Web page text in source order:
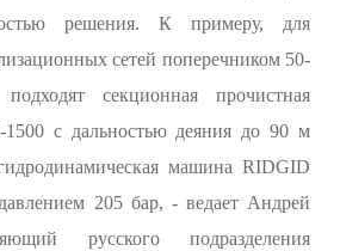
решения. К примеру, для
сетей поперечником 50-
секционная прочистная
с дальностью деяния до 90 м
машина RIDGID
205 бар, - ведает Андрей
русского подразделения